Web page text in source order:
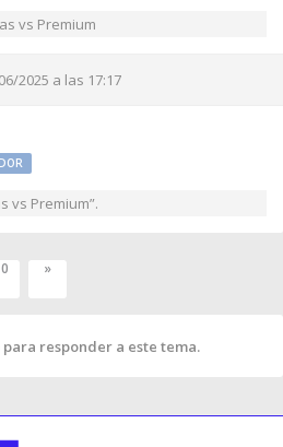
vs Premium
2025 a las 17:17
vs Premium”.
»
responder a este tema.